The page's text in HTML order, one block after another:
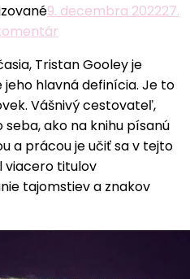
9. decembra 202227.
Tajný
svet
počasia
recenzia:
Ako
vnímať
a predvídať
Tristan Gooley je
hlavná definícia. Je to
Vášnivý cestovateľ,
ako na knihu písanú
a prácou je učiť sa v tejto
viacero titulov
tajomstiev a znakov